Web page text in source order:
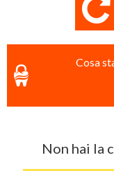
Cosa
Non hai la